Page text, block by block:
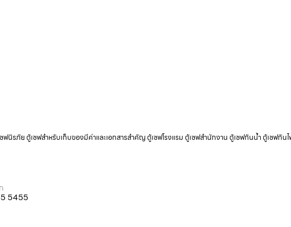
นิรภัย ตู้เซฟสำหรับเก็บของมีค่าและเอกสารสำคัญ ตู้เซฟโรงแรม ตู้เซฟสำนักงาน ตู้เซฟกันน้ำ ตู้เซฟกัน
5455